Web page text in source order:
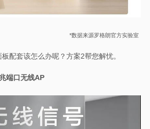
*数据来源罗格朗官方实验室
配套该怎么办呢？方案2帮您解忧。
端口无线AP